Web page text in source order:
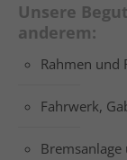
Unsere
anderem:
Rahmen und
Fahrwerk,
Bremsanlage